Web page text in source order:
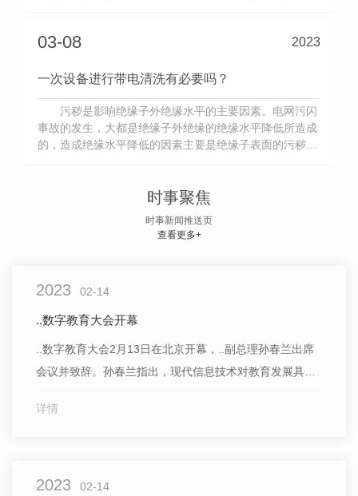
路形成附加的"微电路效应",导致"缓慢腐蚀"作用，不同程
03-08 2023
一次设备进行带电清洗有必要吗？
污秽是影响绝缘子外绝缘水平的主要因素。电网污闪
事故的发生，大都是绝缘子外绝缘的绝缘水平降低所造成
的，造成绝缘水平降低的因素主要是绝缘子表面的污秽和
性的污秽，一般来说可溶于水，污秽溶于水后成为电解
时事聚焦
时事新闻推送页
查看更多+
2023 02-14
..数字教育大会开幕
..数字教育大会2月13日在北京开幕，..副总理孙春兰出席
会议并致辞。孙春兰指出，现代信息技术对教育发展具有
努力，**所有中小学都已接入互联网，99.5%学校有多媒体
详情
2023 02-14